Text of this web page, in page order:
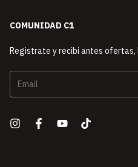
COMUNIDAD C1
Registrate y recibí antes ofertas,